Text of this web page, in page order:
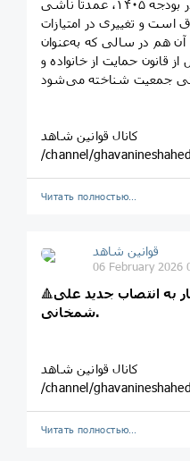
افزایش عائله‌مندی و حق اولاد در بودجه ۱۴۰۵، عمدتاً ناشی
است و تغییری در امتیازات
آن هم در سالی که به‌عنوان
قانون حمایت از خانواده و
کانال قوانین شاهد
/channel/ghavanineshahed
Читать полностью…
قوانین‌ شاهد
06 February 2026
🔺️به انتصاب جدید علی
شمخانی.
کانال قوانین شاهد
/channel/
Читать полностью…